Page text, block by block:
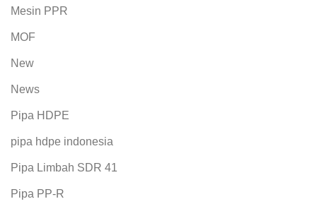
Mesin PPR
MOF
New
News
Pipa HDPE
pipa hdpe indonesia
Pipa Limbah SDR 41
Pipa PP-R